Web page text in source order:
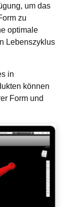
um das
zu
optimale
Lebenszyklus
in
können
Form und